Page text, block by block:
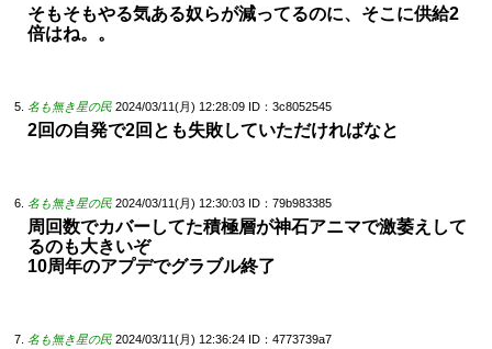
そもそもやる気ある奴らが減ってるのに、そこに供給2
倍はね。。
名も無き星の民 2024/03/11(月) 12:28:09 ID：3c8052545
2回の自発で2回とも失敗していただければなと
名も無き星の民 2024/03/11(月) 12:30:03 ID：79b983385
周回数でカバーしてた積極層が神石アニマで激萎えして
るのも大きいぞ
10周年のアプデでグラブル終了
名も無き星の民 2024/03/11(月) 12:36:24 ID：4773739a7